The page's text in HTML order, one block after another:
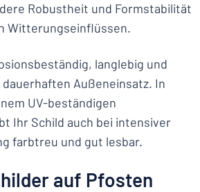
Robustheit und Formstabilität
Witterungseinflüssen.
langlebig und
Außeneinsatz. In
UV-beständigen
Ihr Schild auch bei intensiver
farbtreu und gut lesbar.
auf Pfosten